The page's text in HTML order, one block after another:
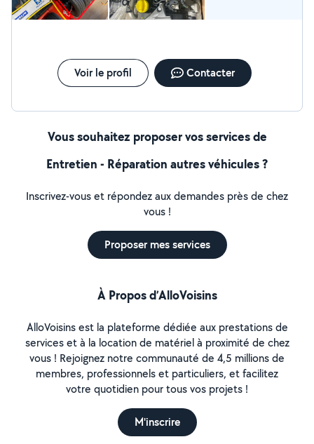
Voir le profil Contacter
Vous souhaitez proposer vos services de
Entretien - Réparation autres véhicules ?
Inscrivez-vous et répondez aux demandes près de chez
vous !
Proposer mes services
À Propos d’AlloVoisins
AlloVoisins est la plateforme dédiée aux prestations de
services et à la location de matériel à proximité de chez
vous ! Rejoignez notre communauté de 4,5 millions de
membres, professionnels et particuliers, et facilitez
votre quotidien pour tous vos projets !
M'inscrire